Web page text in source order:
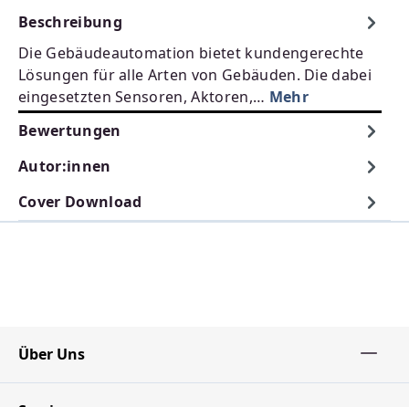
Beschreibung
Die Gebäudeautomation bietet kundengerechte
Lösungen für alle Arten von Gebäuden. Die dabei
eingesetzten Sensoren, Aktoren,… Mehr
Bewertungen
Autor:innen
Cover Download
Über Uns